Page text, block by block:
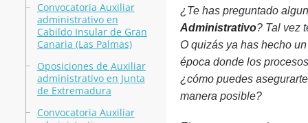
Convocatoria Auxiliar
administrativo en
Cabildo Insular de Gran
Canaria (Las Palmas)
Oposiciones de Auxiliar
administrativo en Junta
de Extremadura
Convocatoria Auxiliar
¿Te has preguntado
Administrativo? Tal vez
O quizás ya has hecho
época donde los
¿cómo puedes
manera posible?